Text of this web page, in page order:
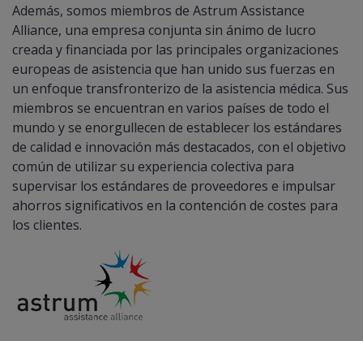
Además, somos miembros de Astrum Assistance
Alliance, una empresa conjunta sin ánimo de lucro
creada y financiada por las principales organizaciones
europeas de asistencia que han unido sus fuerzas en
un enfoque transfronterizo de la asistencia médica. Sus
miembros se encuentran en varios países de todo el
mundo y se enorgullecen de establecer los estándares
de calidad e innovación más destacados, con el objetivo
común de utilizar su experiencia colectiva para
supervisar los estándares de proveedores e impulsar
ahorros significativos en la contención de costes para
los clientes.